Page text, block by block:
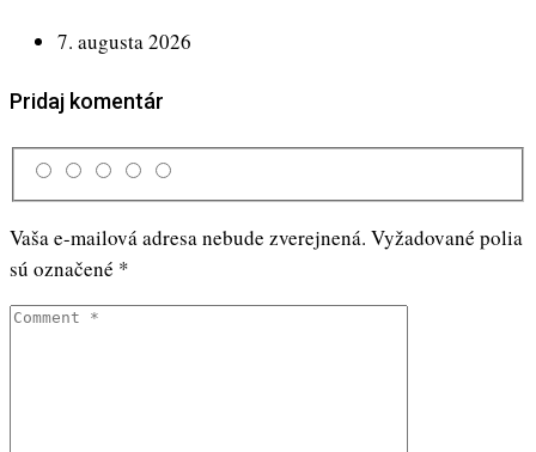
7. augusta 2026
Pridaj komentár
Vaša e-mailová adresa nebude zverejnená. Vyžadované polia
sú označené *